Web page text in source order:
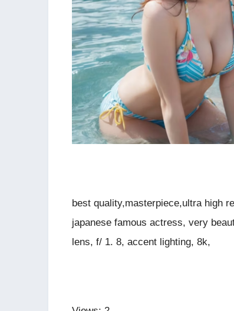
best quality,masterpiece,ultra high
japanese famous actress, very
lens, f/ 1. 8, accent lighting, 8k,